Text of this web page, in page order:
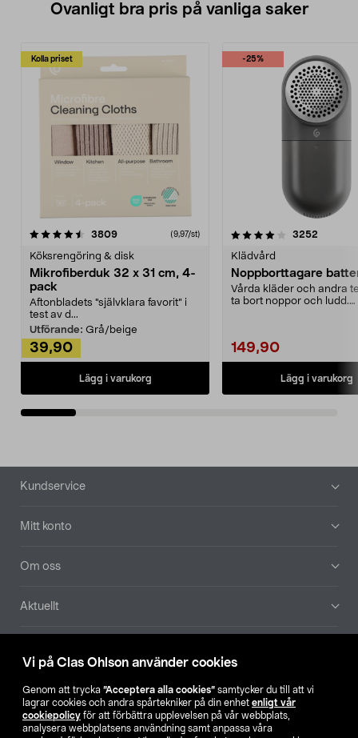
Vi på Clas Ohlson använder cookies
Genom att trycka ”Acceptera alla cookies” samtycker du till att vi
lagrar cookies och andra spårtekniker på din enhet enligt vår
cookiepolicy för att förbättra upplevelsen på vår webbplats,
analysera webbplatsens användning samt anpassa våra
Ovanligt bra pris på vanliga saker
Kolla priset
3809recensioner (9,97/st)
Köksrengöring & disk
Mikrofiberduk 32 x 31 cm, 4-
pack
Aftonbladets "självklara favorit” i
test av d...
Utförande: Grå/beige
39,90
Lägg i varukorg
-25%
4.0av 5 stjärnor 3252
Klädvård
Noppborttagare
Vårda kläder och andra
ta bort noppor och ludd.
149,90
Lägg i varukorg
4.5av 5 stjärnor
Sidfot
Kundservice
Mitt konto
Om oss
Aktuellt
Hitta butik
SE NO FI